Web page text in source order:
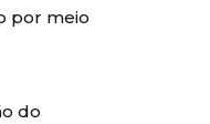
por meio
do